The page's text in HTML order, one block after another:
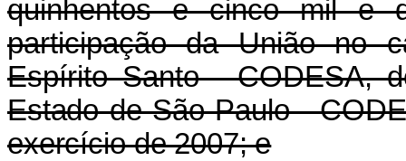
quinhentos e cinco mil e
participação da União no
Espírito Santo - CODESA,
Estado de São Paulo -
exercício de 2007; e